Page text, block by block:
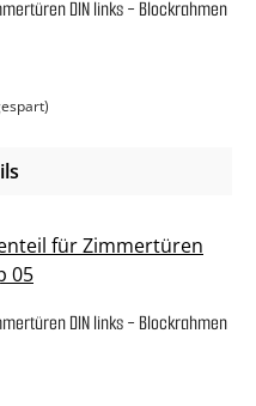
DIN links - Blockrahmen
DIN links - Blockrahmen